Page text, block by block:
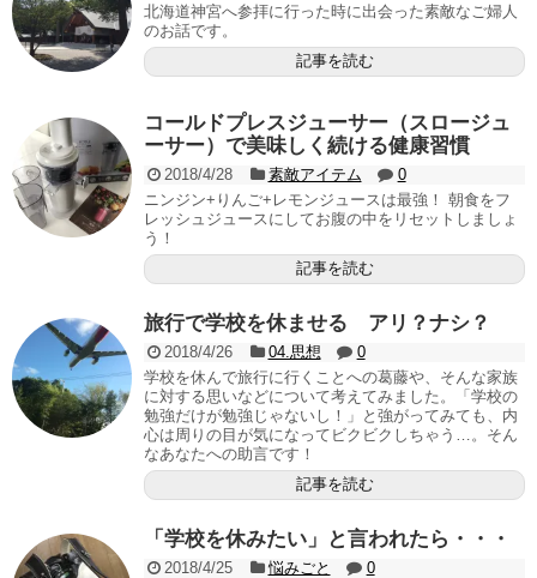
北海道神宮へ参拝に行った時に出会った素敵なご婦人
のお話です。
記事を読む
コールドプレスジューサー（スロージュ
ーサー）で美味しく続ける健康習慣
2018/4/28 素敵アイテム
0
ニンジン+りんご+レモンジュースは最強！ 朝食をフ
レッシュジュースにしてお腹の中をリセットしましょ
う！
記事を読む
旅行で学校を休ませる アリ？ナシ？
2018/4/26 04.思想
0
学校を休んで旅行に行くことへの葛藤や、そんな家族
に対する思いなどについて考えてみました。「学校の
勉強だけが勉強じゃないし！」と強がってみても、内
心は周りの目が気になってビクビクしちゃう…。そん
なあなたへの助言です！
記事を読む
「学校を休みたい」と言われたら・・・
2018/4/25 悩みごと
0